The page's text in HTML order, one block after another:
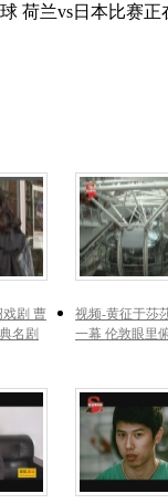
荷兰vs日本比赛
剧 曹
名剧
视频-黄征于莎
一幕 伦敦眼里